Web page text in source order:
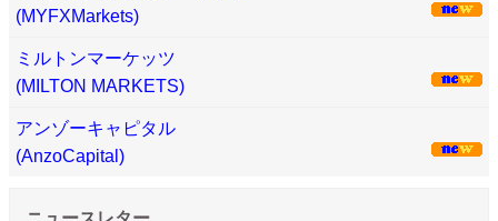
(MYFXMarkets)
ミルトンマーケッツ
(MILTON MARKETS)
アンゾーキャピタル
(AnzoCapital)